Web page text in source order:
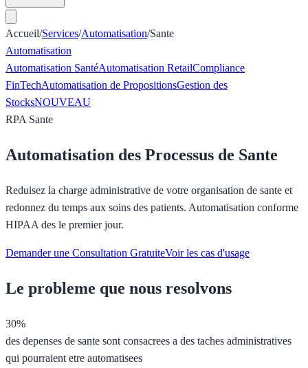
Accueil/Services/Automatisation/Sante
Automatisation
Automatisation SantéAutomatisation RetailCompliance
FinTechAutomatisation de PropositionsGestion des
StocksNOUVEAU
RPA Sante
Automatisation des Processus de Sante
Reduisez la charge administrative de votre organisation de sante et
redonnez du temps aux soins des patients. Automatisation conforme
HIPAA des le premier jour.
Demander une Consultation GratuiteVoir les cas d'usage
Le probleme que nous resolvons
30%
des depenses de sante sont consacrees a des taches administratives
qui pourraient etre automatisees